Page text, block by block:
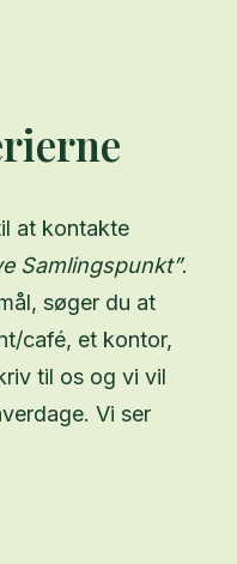
at kontakte
Samlingspunkt”.
søger du at
café, et kontor,
til os og vi vil
Vi ser